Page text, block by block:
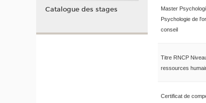
Master
Psychologie de
conseil
Titre RNCP
ressources
Certificat de
Catalogue des stages